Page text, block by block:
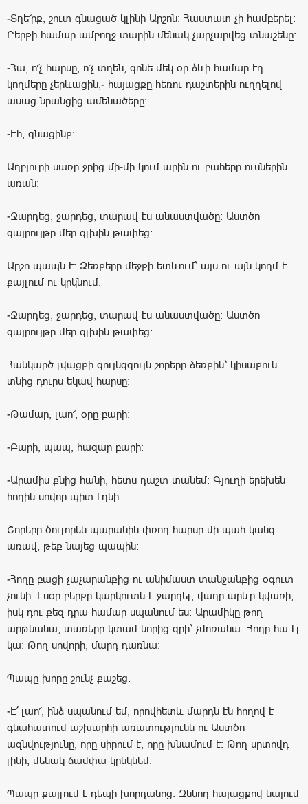
-Տղե՜րք, շուտ գնացած կլինի Արշոն: Հաստատ չի համբերել:
Բերքի համար ամբողջ տարին մենակ չարչարվեց տնաշենը:
-Հա, ո՜չ հարսը, ո՜չ տղեն, գոնե մեկ օր ձևի համար էդ
կողմերը չերևացին,- հայացքը հեռու դաշտերին ուղղելով
ասաց նրանցից ամենածերը:
-Էհ, գնացինք։
Աղբյուրի սառը ջրից մի-մի կում արին ու բահերը ուսներին
առան:
-Ջարդեց, ջարդեց, տարավ էս անաստվածը: Աստծո
զայրույթը մեր գլխին թափեց։
Արշո պապն է: Ձեռքերը մեջքի ետևում՝ այս ու այն կողմ է
քայլում ու կրկնում.
-Ջարդեց, ջարդեց, տարավ էս անաստվածը: Աստծո
զայրույթը մեր գլխին թափեց։
Հանկարծ լվացքի գույնզգույն շորերը ձեռքին՝ կիսաքուն
տնից դուրս եկավ հարսը։
-Թամար, լաո՜, օրը բարի:
-Բարի, պապ, հազար բարի։
-Արամիս քնից հանի, հետս դաշտ տանեմ։ Գյուղի երեխեն
հողին սովոր պիտ էղնի:
Շորերը ծուլորեն պարանին փռող հարսը մի պահ կանգ
առավ, թեք նայեց պապին:
-Հողը բացի չաչարանքից ու անիմաստ տանջանքից օգուտ
չունի: Էսօր բերքը կարկուտն է ջարդել, վաղը արևը կվառի,
իսկ դու քեզ դրա համար սպանում ես: Արամիկը թող
արթնանա, տառերը կտամ նորից գրի՝ չմոռանա։ Հողը հա էլ
կա։ Թող սովորի, մարդ դառնա:
Պապը խորը շունչ քաշեց.
-Է՛ լաո՜, ինձ սպանում եմ, որովհետև մարդն էն հողով է
գնահատում աշխարհի առատությունն ու Աստծո
ազնվությունը, որը սիրում է, որը խնամում է: Թող սրտովդ
լինի, մենակ ճամփա կընկնեմ։
Պապը քայլում է դեպի խորդանոց: Զննող հայացքով նայում